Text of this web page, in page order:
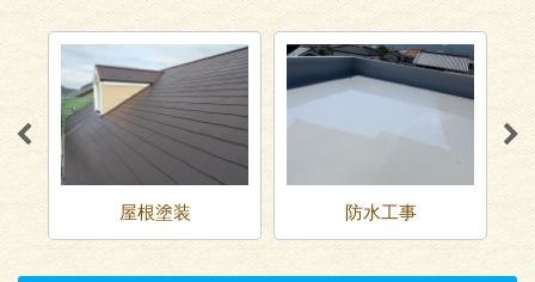
屋根塗装 防水工事